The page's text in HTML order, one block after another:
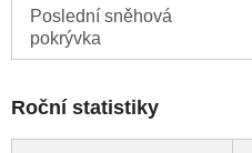
Poslední sněhová
pokrývka
Roční statistiky